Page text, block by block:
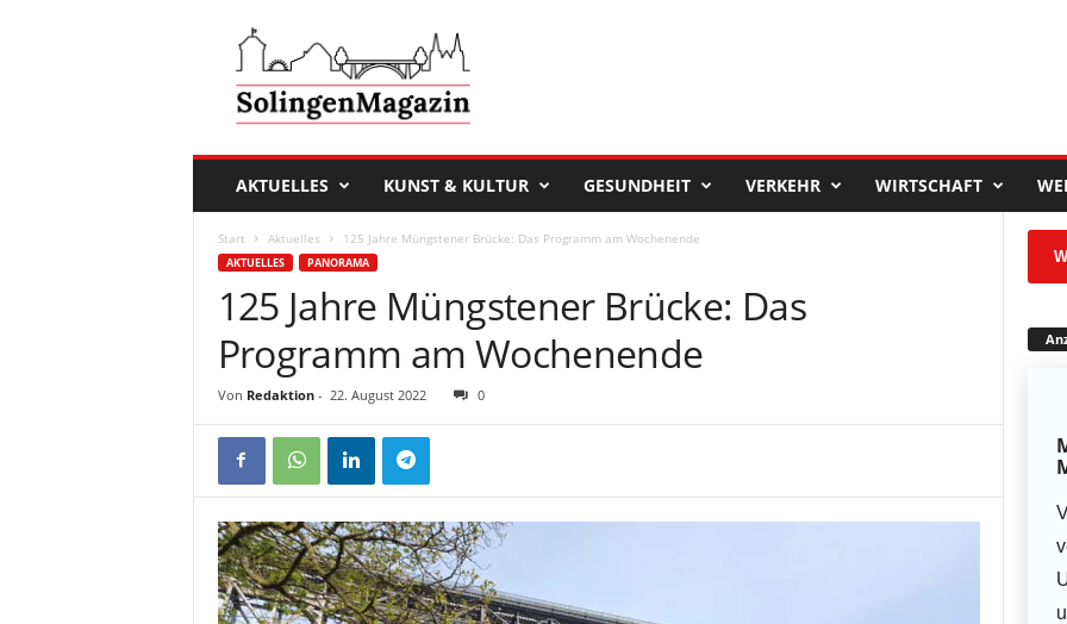
i
AKTUELLES KUNST & KULTUR GESUNDHEIT VERKEHR WIRTSCHAFT
Start Aktuelles 125 Jahre Müngstener Brücke: Das Programm am Wochenende
AKTUELLES PANORAMA
125 Jahre Müngstener Brücke: Das
Programm am Wochenende
Von Redaktion- 22. August 2022 0